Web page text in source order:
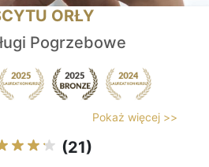
ORŁY
Pogrzebowe
Pokaż więcej >>
(21)